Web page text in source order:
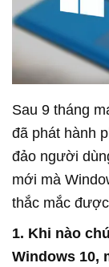
Sau 9 tháng
đã phát hành
đảo người
mới mà
thắc mắc
1. Khi nào
Windows 10,